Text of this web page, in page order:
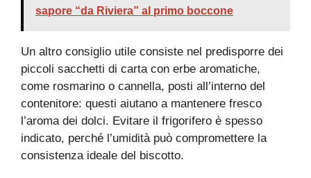
sapore “da Riviera” al primo boccone
Un altro consiglio utile consiste nel predisporre dei
piccoli sacchetti di carta con erbe aromatiche,
come rosmarino o cannella, posti all’interno del
contenitore: questi aiutano a mantenere fresco
l’aroma dei dolci. Evitare il frigorifero è spesso
indicato, perché l’umidità può compromettere la
consistenza ideale del biscotto.